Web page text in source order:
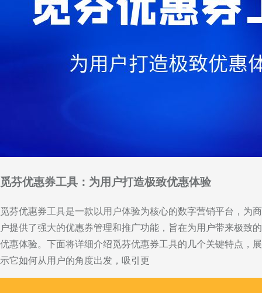
觅芬优惠券工具：为用户打造极致优惠体验
觅芬优惠券工具是一款以用户体验为核心的数字营销平台，为商
户提供了强大的优惠券管理和推广功能，旨在为用户带来极致的
优惠体验。下面将详细介绍觅芬优惠券工具的几个关键特点，展
示它如何从用户的角度出发，吸引更